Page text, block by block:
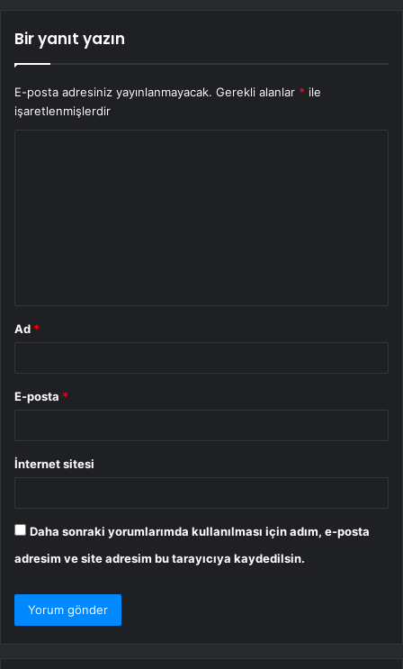
Bir yanıt yazın
E-posta adresiniz yayınlanmayacak. Gerekli alanlar * ile
işaretlenmişlerdir
Ad *
E-posta *
İnternet sitesi
Daha sonraki yorumlarımda kullanılması için adım, e-posta
adresim ve site adresim bu tarayıcıya kaydedilsin.